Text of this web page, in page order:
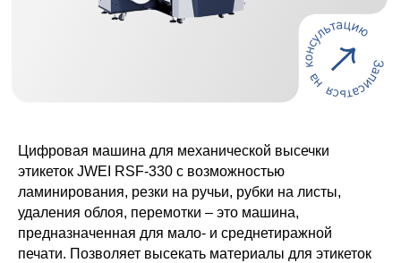
Цифровая машина для механической высечки
этикеток JWEI RSF-330 с возможностью
ламинирования, резки на ручьи, рубки на листы,
удаления облоя, перемотки – это машина,
предназначенная для мало- и среднетиражной
печати. Позволяет высекать материалы для этикеток